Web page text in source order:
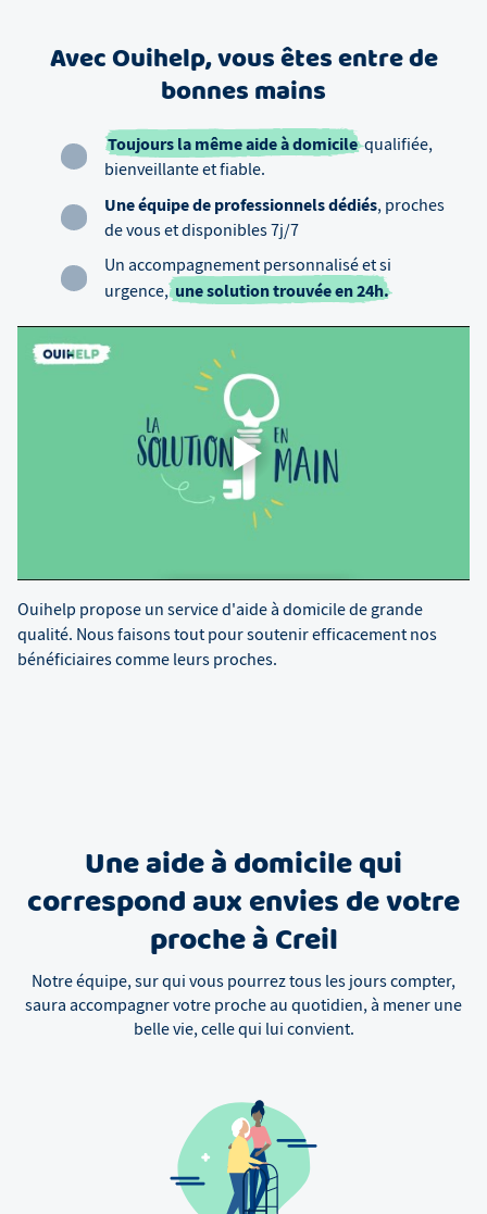
Avec Ouihelp, vous êtes entre de
bonnes mains
Toujours la même aide à domicilequalifiée,
bienveillante et fiable.
Une équipe de professionnels dédiés, proches
de vous et disponibles 7j/7
Un accompagnement personnalisé et si
urgence,une solution trouvée en 24h.
Ouihelp propose un service d'aide à domicile de grande
qualité. Nous faisons tout pour soutenir efficacement nos
bénéficiaires comme leurs proches.
Une aide à domicile qui
correspond aux envies de votre
proche à Creil
Notre équipe, sur qui vous pourrez tous les jours compter,
saura accompagner votre proche au quotidien, à mener une
belle vie, celle qui lui convient.